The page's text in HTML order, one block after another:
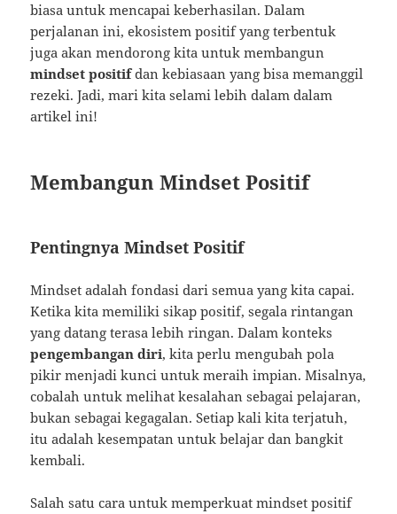
biasa untuk mencapai keberhasilan. Dalam
perjalanan ini, ekosistem positif yang terbentuk
juga akan mendorong kita untuk membangun
mindset positifdan kebiasaan yang bisa memanggil
rezeki. Jadi, mari kita selami lebih dalam dalam
artikel ini!
Membangun Mindset Positif
Pentingnya Mindset Positif
Mindset adalah fondasi dari semua yang kita capai.
Ketika kita memiliki sikap positif, segala rintangan
yang datang terasa lebih ringan. Dalam konteks
pengembangan diri, kita perlu mengubah pola
pikir menjadi kunci untuk meraih impian. Misalnya,
cobalah untuk melihat kesalahan sebagai pelajaran,
bukan sebagai kegagalan. Setiap kali kita terjatuh,
itu adalah kesempatan untuk belajar dan bangkit
kembali.
Salah satu cara untuk memperkuat mindset positif